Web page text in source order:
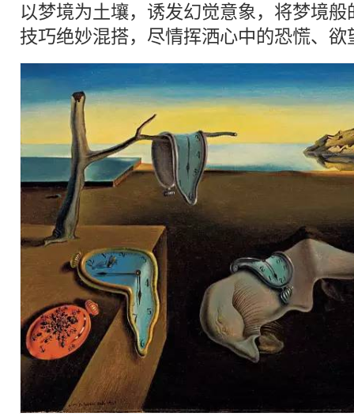
以梦境为土壤，诱发幻觉意象，将梦境般
技巧绝妙混搭，尽情挥洒心中的恐慌、欲